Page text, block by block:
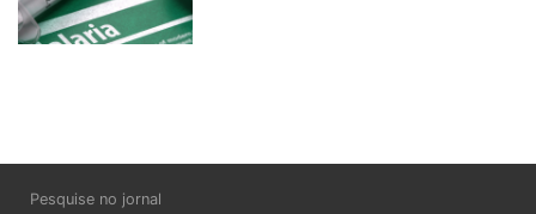
Pesquise no jornal